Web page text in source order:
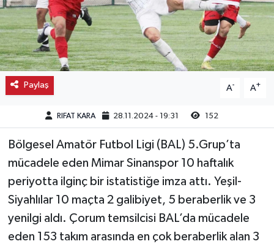
Paylaş A- A+
RIFAT KARA 28.11.2024 - 19:31 152
Bölgesel Amatör Futbol Ligi (BAL) 5.Grup’ta
mücadele eden Mimar Sinanspor 10 haftalık
periyotta ilginç bir istatistiğe imza attı. Yeşil-
Siyahlılar 10 maçta 2 galibiyet, 5 beraberlik ve 3
yenilgi aldı. Çorum temsilcisi BAL’da mücadele
eden 153 takım arasında en çok beraberlik alan 3
Laçin
Mecitözü
Oğuzlar
Sungurlu
Uğurludağ
Sağlık